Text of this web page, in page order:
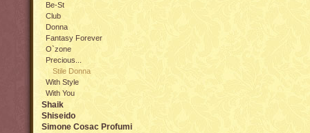
Be-St
Club
Donna
Fantasy Forever
O`zone
Precious...
Stile Donna
With Style
With You
Shaik
Shiseido
Simone Cosac Profumi